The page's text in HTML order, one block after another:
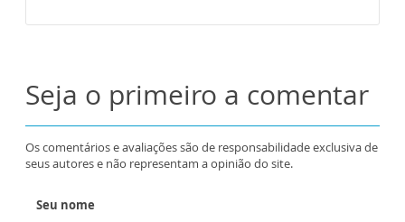
Seja o primeiro a comentar
Os comentários e avaliações são de responsabilidade exclusiva de
seus autores e não representam a opinião do site.
Seu nome